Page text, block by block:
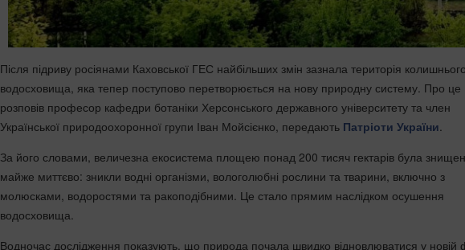
Після підриву росіянами Каховської ГЕС найбільших змін зазнала територія колишнього
водосховища, яка тепер поступово перетворюється на нову природну систему. Про це
розповів професор кафедри ботаніки Херсонського державного університету та член
Української природоохоронної групи Іван Мойсієнко, передають Патріоти України
За його словами, величезна екосистема площею понад 200 тисяч гектарів була
майже миттєво: зникли водні організми, вологолюбні рослини та тварини, включно з
молюсками, водоростями та ракоподібними. Це стало прямим наслідком осушення
водосховища.
Водночас дослідження показують, що природа почала швидко відновлюватися у новій